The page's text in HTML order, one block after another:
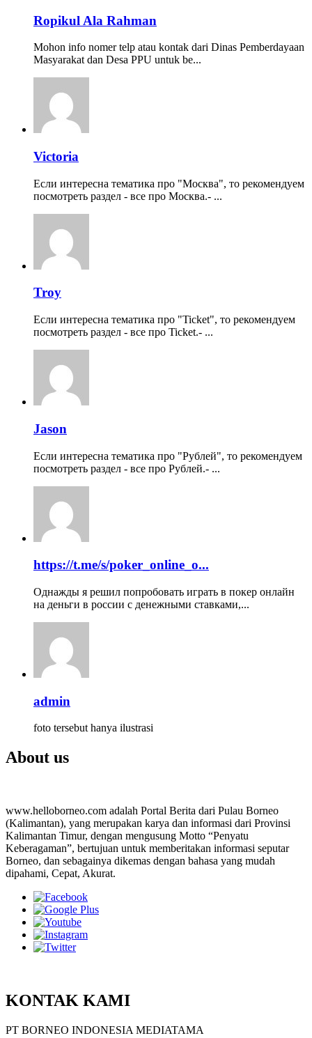
Ropikul Ala Rahman
Mohon info nomer telp atau kontak dari Dinas Pemberdayaan
Masyarakat dan Desa PPU untuk be...
Victoria
Если интересна тематика про "Москва", то рекомендуем
посмотреть раздел - все про Москва.- ...
Troy
Если интересна тематика про "Ticket", то рекомендуем
посмотреть раздел - все про Ticket.- ...
Jason
Если интересна тематика про "Рублей", то рекомендуем
посмотреть раздел - все про Рублей.- ...
https://t.me/s/poker_online_o...
Однажды я решил попробовать играть в покер онлайн
на деньги в россии с денежными ставками,...
admin
foto tersebut hanya ilustrasi
About us
www.helloborneo.com adalah Portal Berita dari Pulau Borneo
(Kalimantan), yang merupakan karya dan informasi dari Provinsi
Kalimantan Timur, dengan mengusung Motto “Penyatu
Keberagaman”, bertujuan untuk memberitakan informasi seputar
Borneo, dan sebagainya dikemas dengan bahasa yang mudah
dipahami, Cepat, Akurat.
KONTAK KAMI
PT BORNEO INDONESIA MEDIATAMA